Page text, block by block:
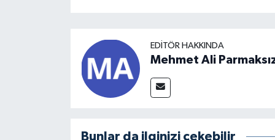
EDITÖR HAKKINDA
Mehmet Ali
Bunlar da ilginizi çekebilir